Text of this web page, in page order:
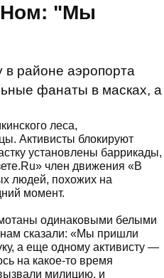
"Мы
в районе аэропорта
фанаты в масках, а
леса,
Активисты блокируют
установлены баррикады,
член движения «В
людей, похожих на
момент.
одинаковыми белыми
нам сказали: «Мы пришли
а еще одному активисту —
на какое-то время
милицию, и